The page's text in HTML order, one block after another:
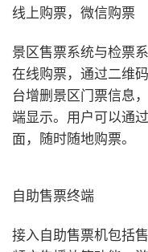
线上购票，微信购票
景区售票系统与检票
在线购票，通过二维
台增删景区门票信息
端显示。用户可以通
面，随时随地购票。
自助售票终端
接入自助售票机包括